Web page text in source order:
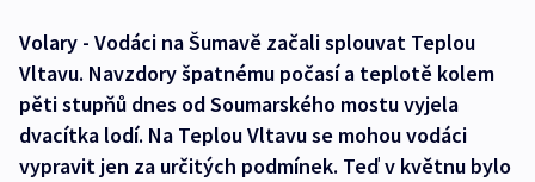
Volary - Vodáci na Šumavě začali splouvat Teplou
Vltavu. Navzdory špatnému počasí a teplotě kolem
pěti stupňů dnes od Soumarského mostu vyjela
dvacítka lodí. Na Teplou Vltavu se mohou vodáci
vypravit jen za určitých podmínek. Teď v květnu bylo